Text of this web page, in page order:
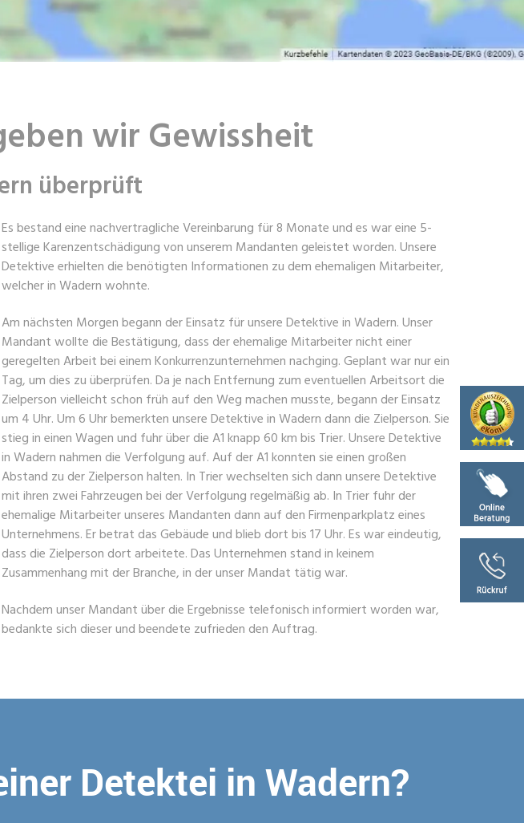
wir Gewissheit
überprüft
Es bestand eine nachvertragliche Vereinbarung für 8 Monate und es war eine 5-
stellige Karenzentschädigung von unserem Mandanten geleistet worden. Unsere
Detektive erhielten die benötigten Informationen zu dem ehemaligen Mitarbeiter,
welcher in Wadern wohnte.
Am nächsten Morgen begann der Einsatz für unsere Detektive in Wadern. Unser
Mandant wollte die Bestätigung, dass der ehemalige Mitarbeiter nicht einer
geregelten Arbeit bei einem Konkurrenzunternehmen nachging. Geplant war nur ein
Tag, um dies zu überprüfen. Da je nach Entfernung zum eventuellen Arbeitsort die
Zielperson vielleicht schon früh auf den Weg machen musste, begann der Einsatz
um 4 Uhr. Um 6 Uhr bemerkten unsere Detektive in Wadern dann die Zielperson. Sie
stieg in einen Wagen und fuhr über die A1 knapp 60 km bis Trier. Unsere Detektive
in Wadern nahmen die Verfolgung auf. Auf der A1 konnten sie einen großen
Abstand zu der Zielperson halten. In Trier wechselten sich dann unsere Detektive
mit ihren zwei Fahrzeugen bei der Verfolgung regelmäßig ab. In Trier fuhr der
ehemalige Mitarbeiter unseres Mandanten dann auf den Firmenparkplatz eines
Unternehmens. Er betrat das Gebäude und blieb dort bis 17 Uhr. Es war eindeutig,
dass die Zielperson dort arbeitete. Das Unternehmen stand in keinem
Zusammenhang mit der Branche, in der unser Mandat tätig war.
Nachdem unser Mandant über die Ergebnisse telefonisch informiert worden war,
bedankte sich dieser und beendete zufrieden den Auftrag.
Detektei in Wadern?